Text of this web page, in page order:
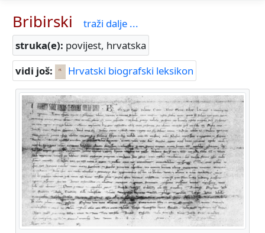
Bribirski
traži dalje ...
struka(e): povijest, hrvatska
vidi još:
Hrvatski biografski leksikon